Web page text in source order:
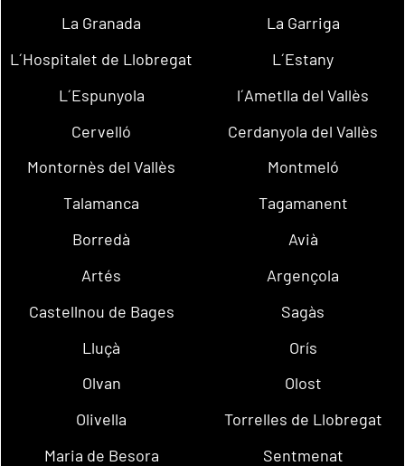
La Granada
La Garriga
L´Hospitalet de Llobregat
L´Estany
L´Espunyola
l´Ametlla del Vallès
Cervelló
Cerdanyola del Vallès
Montornès del Vallès
Montmeló
Talamanca
Tagamanent
Borredà
Avià
Artés
Argençola
Castellnou de Bages
Sagàs
Lluçà
Orís
Olvan
Olost
Olivella
Torrelles de Llobregat
Maria de Besora
Sentmenat